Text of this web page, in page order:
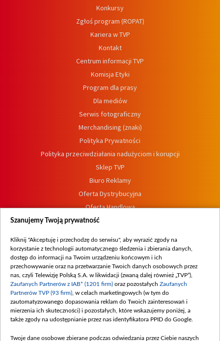
Konkursy
Zgłoś program (ROPAT)
Kariera w TVP
Kontakt
Centrum informacji TVP
Komisja Etyki
Program dla prasy
Dla mediów
Serwis fotograficzny
Merchandising (znaki)
Polityka Prywatności
Polityka przeciwdziałania nadużyciom i korupcji
Sklep TVP
Biuro Reklamy
Oferta Dystrybucyjna
Oferta Handlowa
Dostępność
Procedura zgłoszeń wewnętrznych
Szanujemy Twoją prywatność
Kliknij "Akceptuję i przechodzę do serwisu", aby wyrazić zgody na
korzystanie z technologii automatycznego śledzenia i zbierania danych,
dostęp do informacji na Twoim urządzeniu końcowym i ich
przechowywanie oraz na przetwarzanie Twoich danych osobowych przez
nas, czyli Telewizję Polską S.A. w likwidacji (zwaną dalej również „TVP”),
Zaufanych Partnerów z IAB* (1201 firm) oraz pozostałych Zaufanych
Partnerów TVP (93 firm) , w celach marketingowych (w tym do
zautomatyzowanego dopasowania reklam do Twoich zainteresowań i
mierzenia ich skuteczności) i pozostałych, które wskazujemy poniżej, a
także zgody na udostępnianie przez nas identyfikatora PPID do Google.
Twoje dane osobowe zbierane podczas odwiedzania przez Ciebie naszych